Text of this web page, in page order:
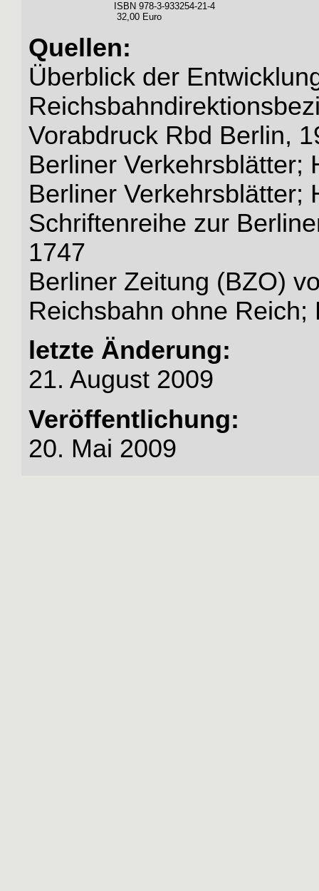
ISBN 978-3-933254-21-4
32,00 Euro
Quellen:
Überblick der
Vorabdruck Rbd Berlin,
Berliner Verkehrsblätter;
Berliner Verkehrsblätter;
Schriftenreihe zur
1747
Berliner Zeitung (BZO)
Reichsbahn ohne
letzte Änderung:
21. August 2009
Veröffentlichung:
20. Mai 2009